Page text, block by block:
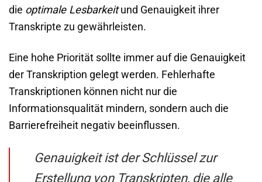
die optimale Lesbarkeitund Genauigkeit ihrer
Transkripte zu gewährleisten.
Eine hohe Priorität sollte immer auf die Genauigkeit
der Transkription gelegt werden. Fehlerhafte
Transkriptionen können nicht nur die
Informationsqualität mindern, sondern auch die
Barrierefreiheit negativ beeinflussen.
Genauigkeit ist der Schlüssel zur
Erstellung von Transkripten, die alle